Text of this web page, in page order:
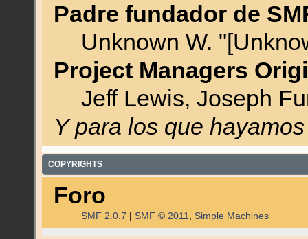
Padre fundador de
Unknown W.
Project Managers
Jeff Lewis, Joseph
Y para los que
COPYRIGHTS
Foro
SMF 2.0.7 SMF © 2011, Simple Machines